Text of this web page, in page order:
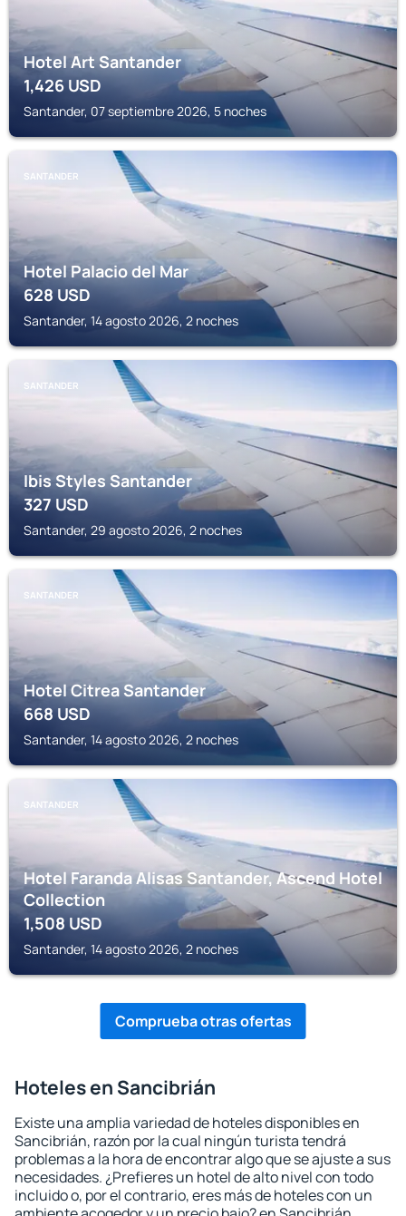
Hotel Art Santander
1,426USD
Santander, 07 septiembre 2026, 5 noches
SANTANDER
Hotel Palacio del Mar
628USD
Santander, 14 agosto 2026, 2 noches
SANTANDER
Ibis Styles Santander
327USD
Santander, 29 agosto 2026, 2 noches
SANTANDER
Hotel Citrea Santander
668USD
Santander, 14 agosto 2026, 2 noches
SANTANDER
Hotel Faranda Alisas Santander, Ascend Hotel
Collection
1,508USD
Santander, 14 agosto 2026, 2 noches
Comprueba otras ofertas
Hoteles en Sancibrián
Existe una amplia variedad de hoteles disponibles en
Sancibrián, razón por la cual ningún turista tendrá
problemas a la hora de encontrar algo que se ajuste a sus
necesidades. ¿Prefieres un hotel de alto nivel con todo
incluido o, por el contrario, eres más de hoteles con un